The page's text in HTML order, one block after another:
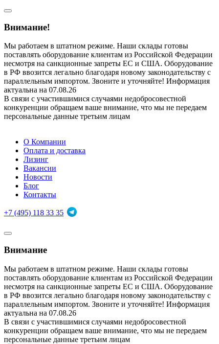
Внимание!
Мы работаем в штатном режиме. Наши склады готовы
поставлять оборудование клиентам из Российской Федерации
несмотря на санкционные запреты ЕС и США. Оборудование
в РФ ввозится легально благодаря новому законодательству с
параллельным импортом. Звоните и уточняйте! Информация
актуальна на 07.08.26
В связи с участившимися случаями недобросовестной
конкуренции обращаем ваше внимание, что мы не передаем
персональные данные третьим лицам
О Компании
Оплата и доставка
Лизинг
Вакансии
Новости
Блог
Контакты
+7 (495) 118 33 35
Внимание
Мы работаем в штатном режиме. Наши склады готовы
поставлять оборудование клиентам из Российской Федерации
несмотря на санкционные запреты ЕС и США. Оборудование
в РФ ввозится легально благодаря новому законодательству с
параллельным импортом. Звоните и уточняйте! Информация
актуальна на 07.08.26
В связи с участившимися случаями недобросовестной
конкуренции обращаем ваше внимание, что мы не передаем
персональные данные третьим лицам